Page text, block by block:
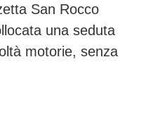
San Rocco
una seduta
motorie, senza